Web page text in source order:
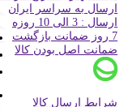
ارسال به سراسر ایران
ارسال : 3 الی 10 روزه
7 روز ضمانت بازگشت
ضمانت اصل بودن کالا
شرایط ارسال کالا